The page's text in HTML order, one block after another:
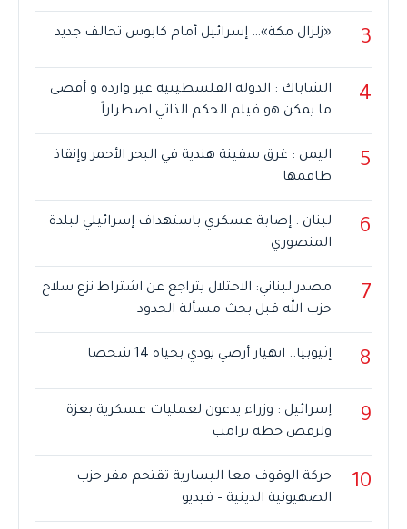
3 «زلزال مكة»… إسرائيل أمام كابوس تحالف جديد
4
الشاباك : الدولة الفلسطينية غير واردة و أقصى
ما يمكن هو فيلم الحكم الذاتي اضطراراً
5
اليمن : غرق سفينة هندية في البحر الأحمر وإنقاذ
طاقمها
6
لبنان : إصابة عسكري باستهداف إسرائيلي لبلدة
المنصوري
7
مصدر لبناني: الاحتلال يتراجع عن اشتراط نزع سلاح
حزب الله قبل بحث مسألة الحدود
8 إثيوبيا.. انهيار أرضي يودي بحياة 14 شخصا
9
إسرائيل : وزراء يدعون لعمليات عسكرية بغزة
ولرفض خطة ترامب
10
حركة الوقوف معا اليسارية تقتحم مقر حزب
الصهيونية الدينية – فيديو